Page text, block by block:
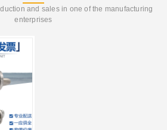
and sales in one of the manufacturing
enterprises